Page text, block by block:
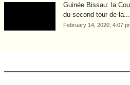
Guinée Bissau: la
du second tour de la...
February 14, 2020, 4:07